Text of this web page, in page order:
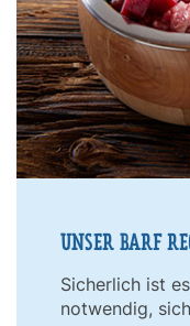
UNSER BARF
Sicherlich ist
notwendig,